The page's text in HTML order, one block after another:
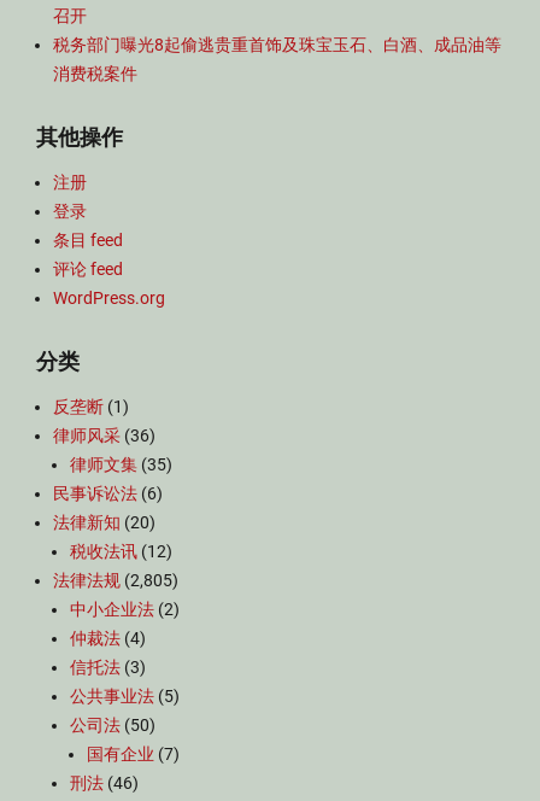
召开
税务部门曝光8起偷逃贵重首饰及珠宝玉石、白酒、成品油等
消费税案件
其他操作
注册
登录
条目 feed
评论 feed
WordPress.org
分类
反垄断 (1)
律师风采 (36)
律师文集 (35)
民事诉讼法 (6)
法律新知 (20)
税收法讯 (12)
法律法规 (2,805)
中小企业法 (2)
仲裁法 (4)
信托法 (3)
公共事业法 (5)
公司法 (50)
国有企业 (7)
刑法 (46)